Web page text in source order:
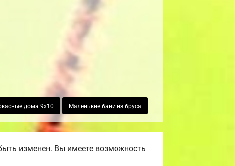
дома 9х10 Маленькие бани из бруса
изменен. Вы имеете возможность